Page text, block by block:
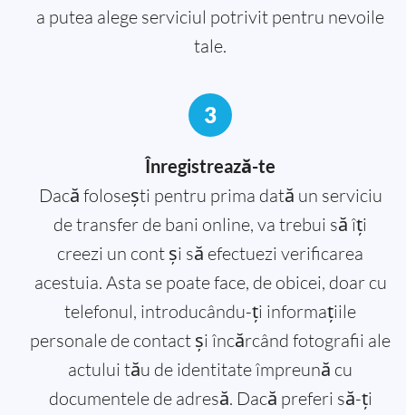
a putea alege serviciul potrivit pentru nevoile
tale.
3
Înregistrează-te
Dacă folosești pentru prima dată un serviciu
de transfer de bani online, va trebui să îți
creezi un cont și să efectuezi verificarea
acestuia. Asta se poate face, de obicei, doar cu
telefonul, introducându-ți informațiile
personale de contact și încărcând fotografii ale
actului tău de identitate împreună cu
documentele de adresă. Dacă preferi să-ți